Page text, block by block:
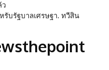
รับรัฐบาลเศรษฐา. ทวีสิน